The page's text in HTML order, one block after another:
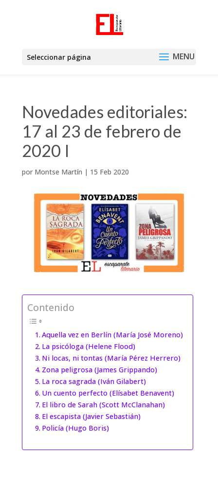
Seleccionar página
Novedades editoriales:
17 al 23 de febrero de
2020 I
por Montse Martín | 15 Feb 2020
Contenido
Aquella vez en Berlín (María José Moreno)
La psicóloga (Helene Flood)
Ni locas, ni tontas (María Pérez Herrero)
Zona peligrosa (James Grippando)
La roca sagrada (Iván Gilabert)
Un cuento perfecto (Elísabet Benavent)
El libro de Sarah (Scott McClanahan)
El escapista (Javier Sebastián)
Policía (Hugo Boris)